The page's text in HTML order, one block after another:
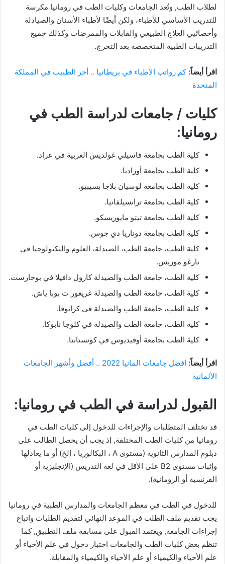
لطلاب الطب, وتُعد الجامعات وكليات الطب في رومانيا مكرسة
للتدريب الأساسي للأطباء، ولكن أيضًا لأطباء الأسنان والصيادلة
وأخصائيي العلاج الطبيعي والقابلات والممرضات وكذلك جميع
التدريبات الطبية المتخصصة بعد التخرج.
اقرأ أيضاً: كم رواتب الاطباء في بريطانيا .. أجر الطبيب في المملكة
المتحدة
كليات / جامعات لدراسة الطب في
رومانيا:
كلية الطب بجامعة فاسيلي غولديس الغربية في عراد.
كلية الطب بجامعة أوراديا.
كلية الطب بجامعة لوسيان بلاجا بسيبيو.
كلية الطب بجامعة ترانسيلفانيا.
كلية الطب بجامعة تيتو مايوريسكو.
كلية الطب بجامعة دوناريا دي جوس.
كلية الطب، جامعة الطب، الصيدلة، العلوم والتكنولوجيا في
تارغو موريس.
كلية الطب، جامعة الطب والصيدلة كارول دافيلا في بوخارست.
كلية الطب، جامعة الطب والصيدلة غريغور ت بوبا ياش.
كلية الطب، جامعة الطب والصيدلة في كرايوفا.
كلية الطب، جامعة الطب والصيدلة في كلوجا نابوكا.
كلية الطب بجامعة أوفيديوس في كونستانتا.
اقرأ أيضاً:
افضل جامعات المانيا 2022 .. أفضل وأشهر الجامعات
الألمانية
القبول لدراسة في الطب في رومانيا:
قد تختلف المتطلبات والإجراءات للدخول إلى كليات الطب في
رومانيا من كليات الطب المختلفة, إذ يجب أن يحصل الطالب على
دبلوم المدارس الثانوية (مستوى A ، البكالوريا ، إلخ) أو ما يعادلها
وإثبات مستوى B2 على الأقل في لغة التدريس (الإنجليزية أو
الفرنسية أو الرومانية).
للدخول في الطب في معظم الجامعات والمدارس الطبية في رومانيا
يجب تقديم ملف الطلب في الموعد النهائي لتقديم الطلبات واتباع
إجراءات الجامعة, ويعتمد القبول على مسابقة ملف التطبيق, كما
تنظم بعض كليات الطب والجامعات اختبار دخول في علم الأحياء أو
علم الأحياء والكيمياء أو علم الأحياء والكيمياء والمقابلة.